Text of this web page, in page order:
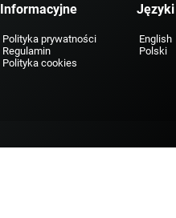
Informacyjne
Polityka prywatności
Regulamin
Polityka cookies
Języki
English
Polski